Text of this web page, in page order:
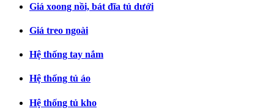
Giá xoong nồi, bát đĩa tủ dưới
Giá treo ngoài
Hệ thống tay nắm
Hệ thống tủ áo
Hệ thống tủ kho